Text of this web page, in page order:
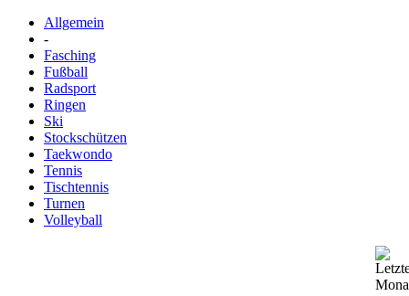
Allgemein
-
Fasching
Fußball
Radsport
Ringen
Ski
Stockschützen
Taekwondo
Tennis
Tischtennis
Turnen
Volleyball